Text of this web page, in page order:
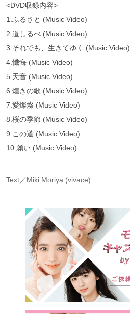
<DVD収録内容>
1.ふるさと (Music Video)
2.道しるべ (Music Video)
3.それでも、生きてゆく (Music Video)
4.懺悔 (Music Video)
5.天音 (Music Video)
6.煌きの歌 (Music Video)
7.愛燦燦 (Music Video)
8.桜の季節 (Music Video)
9.この道 (Music Video)
10.願い (Music Video)
Text／Miki Moriya (vivace)